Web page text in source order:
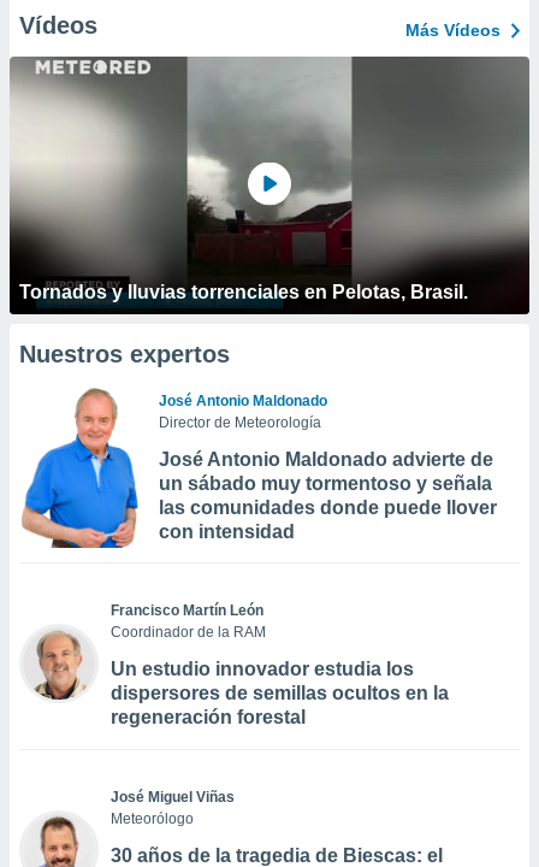
Vídeos Más Vídeos
Tornados y lluvias torrenciales en Pelotas, Brasil.
Nuestros expertos
José Antonio Maldonado
Director de Meteorología
José Antonio Maldonado advierte de
un sábado muy tormentoso y señala
las comunidades donde puede llover
con intensidad
Francisco Martín León
Coordinador de la RAM
Un estudio innovador estudia los
dispersores de semillas ocultos en la
regeneración forestal
José Miguel Viñas
Meteorólogo
30 años de la tragedia de Biescas: el